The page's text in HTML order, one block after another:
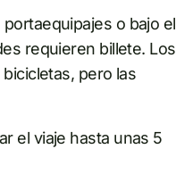
o bajo el
requieren billete. Los
pero las
el viaje hasta unas 5